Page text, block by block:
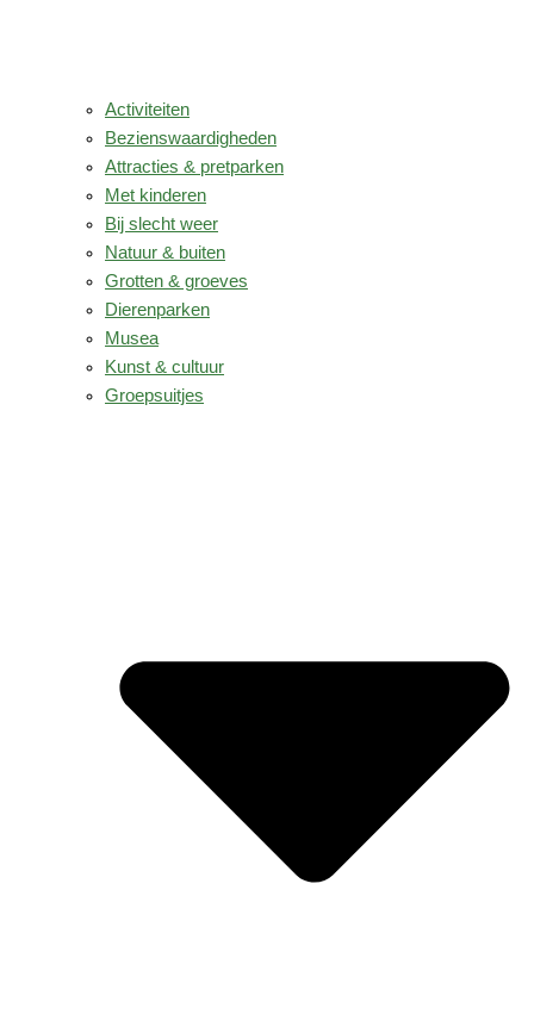
Activiteiten
Bezienswaardigheden
Attracties & pretparken
Met kinderen
Bij slecht weer
Natuur & buiten
Grotten & groeves
Dierenparken
Musea
Kunst & cultuur
Groepsuitjes